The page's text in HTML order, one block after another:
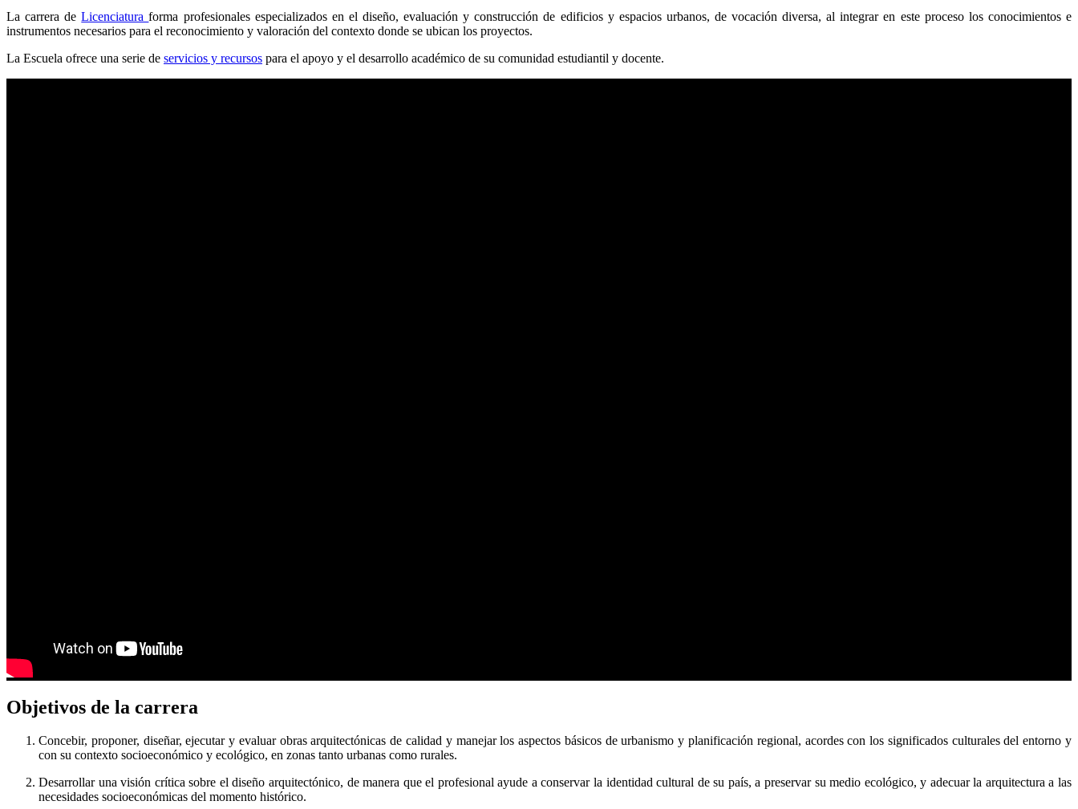
La carrera deLicenciaturaforma profesionales especializados en el diseño, evaluación y construcción de edificios y espacios urbanos, de vocación diversa, al integrar en este proceso los conocimientos e
instrumentos necesarios para el reconocimiento y valoración del contexto donde se ubican los proyectos.
La Escuela ofrece una serie de servicios y recursos para el apoyo y el desarrollo académico de su comunidad estudiantil y docente.
Objetivos de la carrera
Concebir, proponer, diseñar, ejecutar y evaluar obras arquitectónicas de calidad y manejar los aspectos básicos de urbanismo y planificación regional, acordes con los significados culturales del entorno y
con su contexto socioeconómico y ecológico, en zonas tanto urbanas como rurales.
Desarrollar una visión crítica sobre el diseño arquitectónico, de manera que el profesional ayude a conservar la identidad cultural de su país, a preservar su medio ecológico, y adecuar la arquitectura a las
necesidades socioeconómicas del momento histórico.